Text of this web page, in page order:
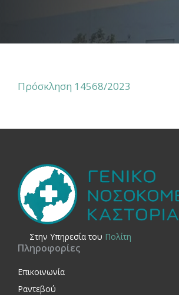
Πρόσκληση 14568/2023
Στην Yπηρεσία του Πολίτη
Πληροφορίες
Επικοινωνία
Ραντεβού